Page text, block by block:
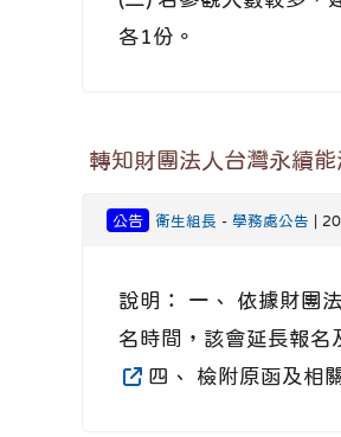
各1份。
轉知財團法人台灣永續
公告 衛生組長 - 學務處公告 |
說明： 一、 依據財團
名時間，該會延長報
四、 檢附原函及相